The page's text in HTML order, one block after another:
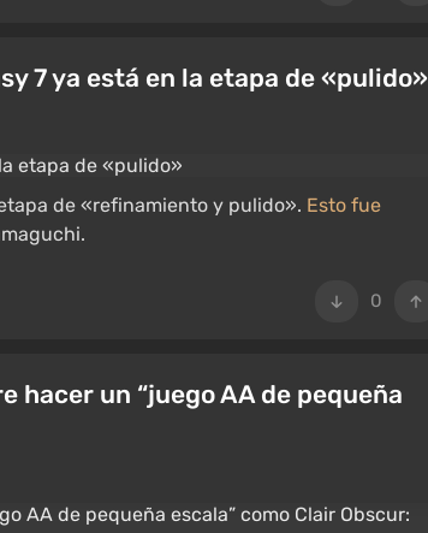
7 ya está en la etapa de «pulido»
de «refinamiento y pulido». Esto fue
0
hacer un “juego AA de pequeña